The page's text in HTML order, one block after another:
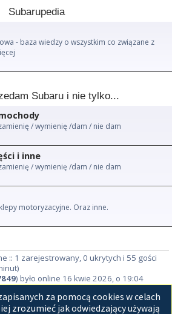
Subarupedia
- baza wiedzy o wszystkim co związane z
Subaru i nie tylko...
/ wymienię /dam / nie dam
i inne
/ wymienię /dam / nie dam
motoryzacyjne. Oraz inne.
:: 1 zarejestrowany, 0 ukrytych i 55 gości
) było online 16 kwie 2026, o 19:04
za pomocą cookies w celach
zrozumieć jak odwiedzający używają